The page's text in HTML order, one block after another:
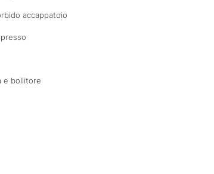
accappatoio
e bollitore